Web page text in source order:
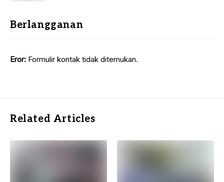
Berlangganan
Eror: Formulir kontak tidak ditemukan.
Related Articles